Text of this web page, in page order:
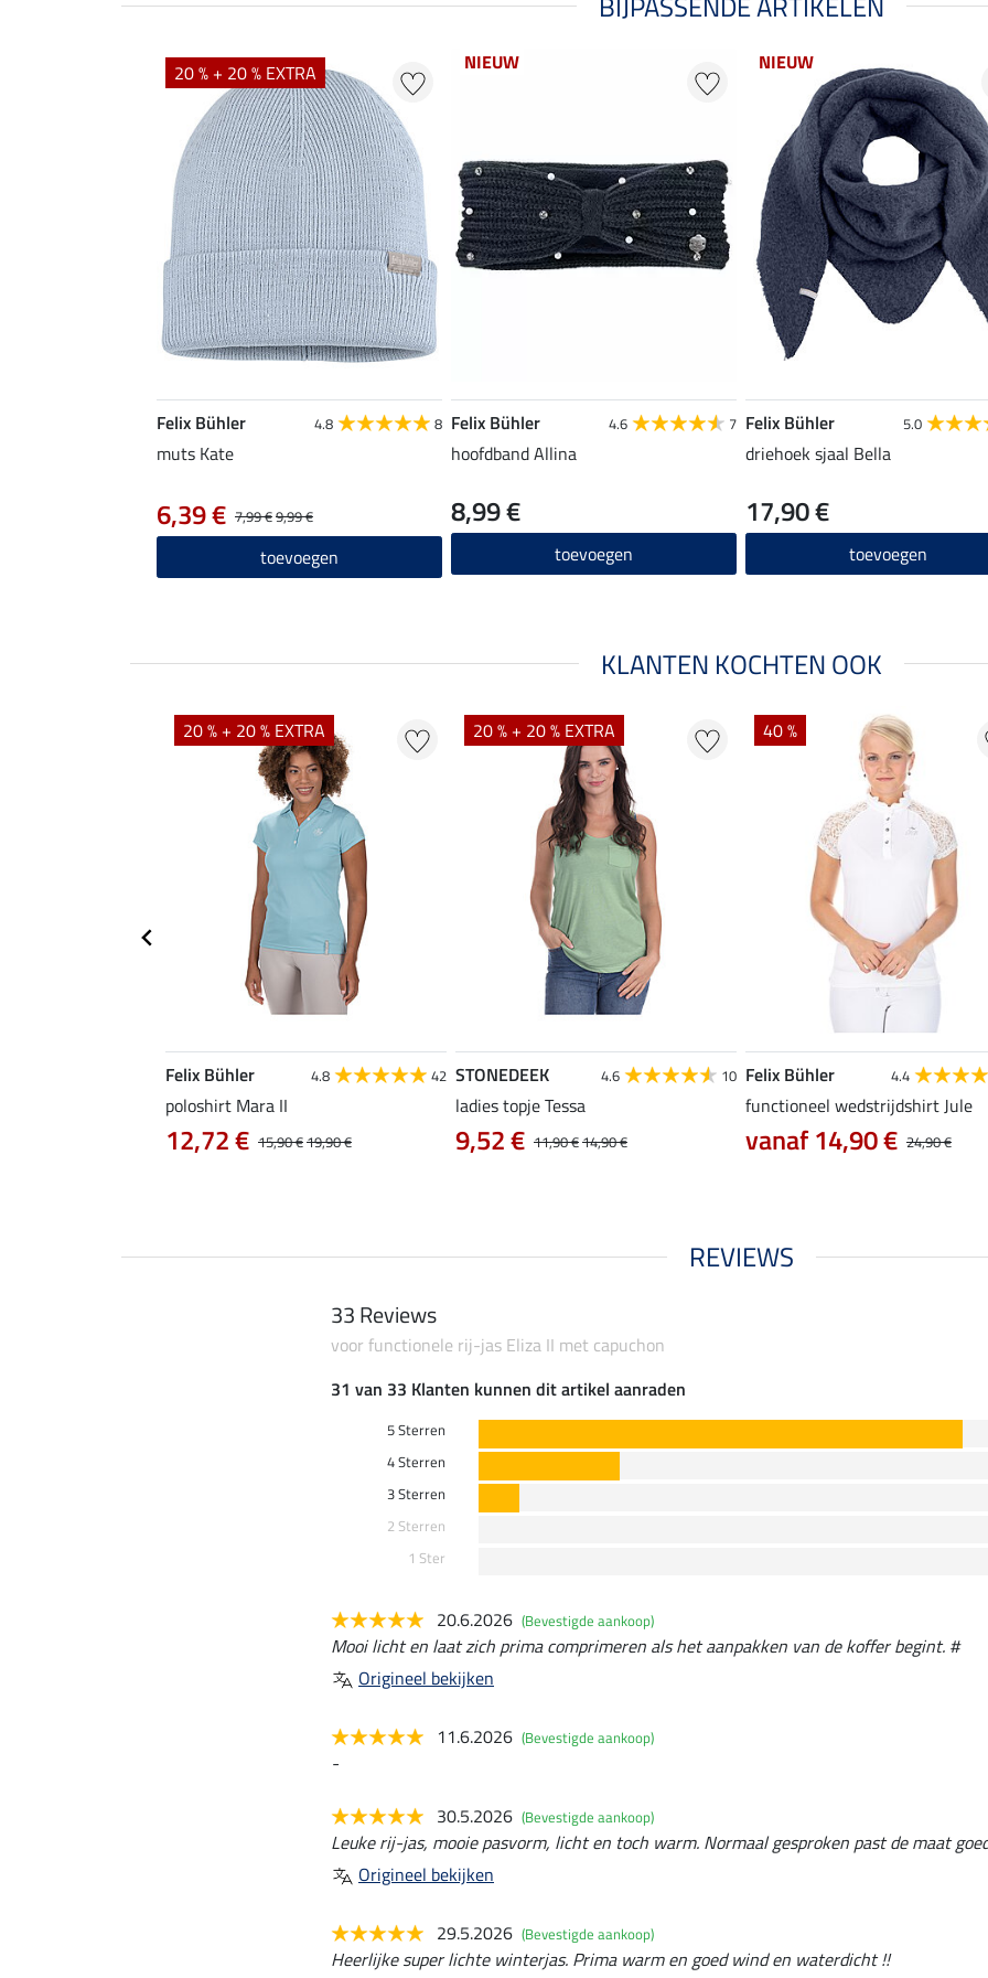
20 % + 20 % EXTRA
Felix Bühler 4.8 8
muts Kate
7,99 €9,99 €
6,39 €
toevoegen
NIEUW
Felix Bühler 4.6 7
hoofdband Allina
8,99 €
toevoegen
NIEUW
Felix Bühler 5.0
driehoek sjaal Bella
17,90 €
toevoegen
KLANTEN KOCHTEN OOK
20 % + 20 % EXTRA
Felix Bühler 4.8 42
poloshirt Mara II
15,90 €19,90 €
12,72 €
20 % + 20 % EXTRA
STONEDEEK 4.6 10
ladies topje Tessa
11,90 €14,90 €
9,52 €
40 %
Felix Bühler 4.4
functioneel wedstrijdshirt Jule
24,90 €
vanaf 14,90 €
REVIEWS
33 Reviews
voor functionele rij-jas Eliza II met capuchon
31 van 33 Klanten kunnen dit artikel aanraden
5 Sterren
4 Sterren
3 Sterren
2 Sterren
1 Ster
20.6.2026 (Bevestigde aankoop)
Mooi licht en laat zich prima comprimeren als het aanpakken van de koffer begint. #
Origineel bekijken
11.6.2026 (Bevestigde aankoop)
-
30.5.2026 (Bevestigde aankoop)
Leuke rij-jas, mooie pasvorm, licht en toch warm. Normaal gesproken past de maat
Origineel bekijken
29.5.2026 (Bevestigde aankoop)
Heerlijke super lichte winterjas. Prima warm en goed wind en waterdicht !!